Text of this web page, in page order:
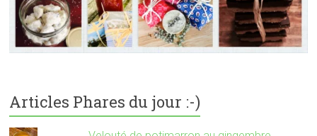
Articles Phares du jour :-)